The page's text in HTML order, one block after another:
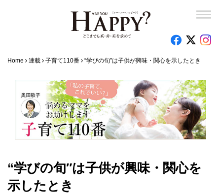
Home 連載 子育て110番 “学びの旬″は子供が興味・関心を示したとき
“学びの旬″は子供が興味・関心を
示したとき